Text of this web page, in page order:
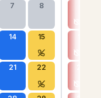
7 8
14 15
21 22